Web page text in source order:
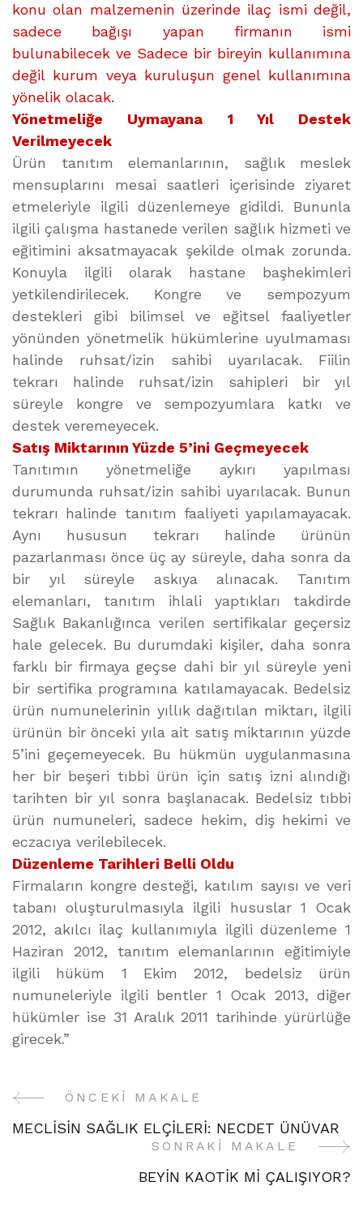
konu olan malzemenin üzerinde ilaç ismi değil,
sadece bağışı yapan firmanın ismi
bulunabilecek ve Sadece bir bireyin kullanımına
değil kurum veya kuruluşun genel kullanımına
yönelik olacak.
Yönetmeliğe Uymayana 1 Yıl Destek
Verilmeyecek
Ürün tanıtım elemanlarının, sağlık meslek
mensuplarını mesai saatleri içerisinde ziyaret
etmeleriyle ilgili düzenlemeye gidildi. Bununla
ilgili çalışma hastanede verilen sağlık hizmeti ve
eğitimini aksatmayacak şekilde olmak zorunda.
Konuyla ilgili olarak hastane başhekimleri
yetkilendirilecek. Kongre ve sempozyum
destekleri gibi bilimsel ve eğitsel faaliyetler
yönünden yönetmelik hükümlerine uyulmaması
halinde ruhsat/izin sahibi uyarılacak. Fiilin
tekrarı halinde ruhsat/izin sahipleri bir yıl
süreyle kongre ve sempozyumlara katkı ve
destek veremeyecek.
Satış Miktarının Yüzde 5’ini Geçmeyecek
Tanıtımın yönetmeliğe aykırı yapılması
durumunda ruhsat/izin sahibi uyarılacak. Bunun
tekrarı halinde tanıtım faaliyeti yapılamayacak.
Aynı hususun tekrarı halinde ürünün
pazarlanması önce üç ay süreyle, daha sonra da
bir yıl süreyle askıya alınacak. Tanıtım
elemanları, tanıtım ihlali yaptıkları takdirde
Sağlık Bakanlığınca verilen sertifikalar geçersiz
hale gelecek. Bu durumdaki kişiler, daha sonra
farklı bir firmaya geçse dahi bir yıl süreyle yeni
bir sertifika programına katılamayacak. Bedelsiz
ürün numunelerinin yıllık dağıtılan miktarı, ilgili
ürünün bir önceki yıla ait satış miktarının yüzde
5’ini geçemeyecek. Bu hükmün uygulanmasına
her bir beşeri tıbbi ürün için satış izni alındığı
tarihten bir yıl sonra başlanacak. Bedelsiz tıbbi
ürün numuneleri, sadece hekim, diş hekimi ve
eczacıya verilebilecek.
Düzenleme Tarihleri Belli Oldu
Firmaların kongre desteği, katılım sayısı ve veri
tabanı oluşturulmasıyla ilgili hususlar 1 Ocak
2012, akılcı ilaç kullanımıyla ilgili düzenleme 1
Haziran 2012, tanıtım elemanlarının eğitimiyle
ilgili hüküm 1 Ekim 2012, bedelsiz ürün
numuneleriyle ilgili bentler 1 Ocak 2013, diğer
hükümler ise 31 Aralık 2011 tarihinde yürürlüğe
girecek.”
YazıÖNCEKI MAKALE
MECLİSİN SAĞLIK ELÇİLERİ: NECDET ÜNÜVAR
SONRAKI MAKALE
BEYİN KAOTİK Mİ ÇALIŞIYOR?